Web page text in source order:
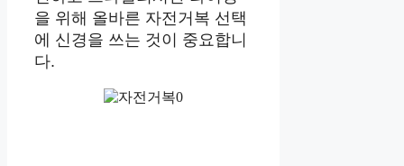
을 위해 올바른 자전거복 선택
에 신경을 쓰는 것이 중요합니
다.